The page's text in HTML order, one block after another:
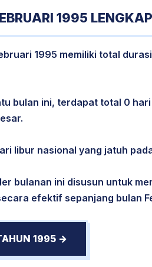
1995
1995 memiliki total
bulan ini, terdapat total 0
libur nasional yang jatuh
bulanan ini disusun untuk
efektif sepanjang bulan
1995 →